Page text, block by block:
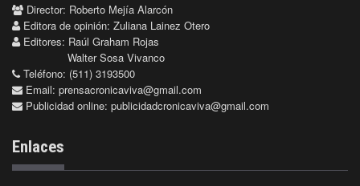
Director: Roberto Mejía Alarcón
Editora de opinión: Zuliana Lainez Otero
Editores: Raúl Graham Rojas
Walter Sosa Vivanco
Teléfono: (511) 3193500
Email: prensacronicaviva@gmail.com
Publicidad online: publicidadcronicaviva@gmail.com
Enlaces